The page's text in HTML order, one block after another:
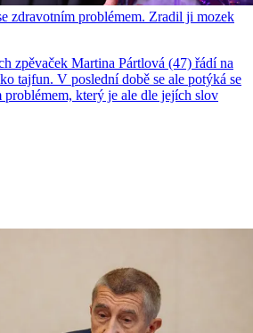
zdravotním problémem. Zradil ji mozek
zpěvaček Martina Pártlová (47) řádí na
tajfun. V poslední době se ale potýká se
který je ale dle jejích slov